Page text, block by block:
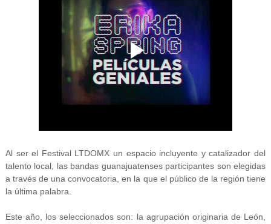
Al ser el Festival LTDOMX un espacio incluyente y catalizador del
talento local, las bandas guanajuatenses participantes son elegidas
a través de una convocatoria, en la que el público de la región tiene
la última palabra.
Este año, los seleccionados son: la agrupación originaria de León,